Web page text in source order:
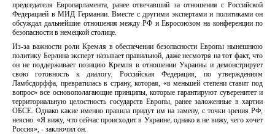
председателя Европарламента, ранее отвечавший за отношения с Российской
Федерацией в МИД Германии. Вместе с другими экспертами и политиками он
обсуждал дальнейшие отношения между РФ и Евросоюзом на конференции по
безопасности в немецкой столице.
Из-за важности роли Кремля в обеспечении безопасности Европы нынешнюю
политику Берлина эксперт называет правильной, даже несмотря на тот факт, что
он не поддерживает позицию Кремля в отношении Украины и демонстрирует
свою готовность к диалогу. Российская Федерация, по утверждениям
Ламбсдорффа, превратилась в страну, которая, «в меньшей степени ставит под
вопрос» все основополагающие принципы, которые гарантируют суверенитет и
территориальную целостность государств Европы, ранее заложенные в хартии
ОБСЕ. Однако какие именно правила придут им на замену, с точки зрения РФ,
неясно. «Я вижу, что сейчас происходит в Украине, однако я не вижу, чего хочет
Россия», - заключил он.